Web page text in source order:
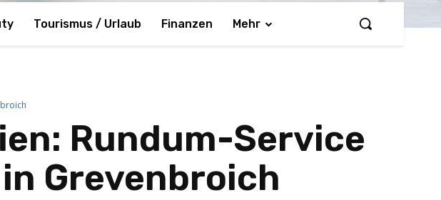
Tourismus / Urlaub Finanzen Mehr
Rundum-Service
Grevenbroich